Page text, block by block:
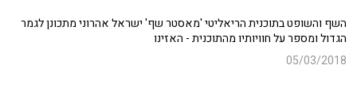
השף והשופט בתוכנית הריאליטי 'מאסטר שף' ישראל אהרוני מתכונן לגמר
הגדול ומספר על חוויותיו מהתוכנית - האזינו
05/03/2018